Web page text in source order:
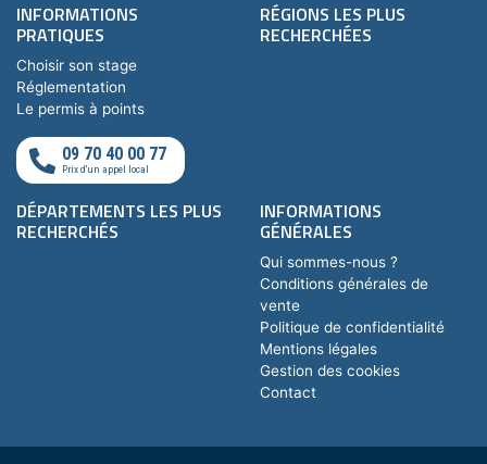
INFORMATIONS
PRATIQUES
Choisir son stage
Réglementation
Le permis à points
09 70 40 00 77
Prix d'un appel local
RÉGIONS LES PLUS
RECHERCHÉES
DÉPARTEMENTS LES PLUS
RECHERCHÉS
INFORMATIONS
GÉNÉRALES
Qui sommes-nous ?
Conditions générales de
vente
Politique de confidentialité
Mentions légales
Gestion des cookies
Contact